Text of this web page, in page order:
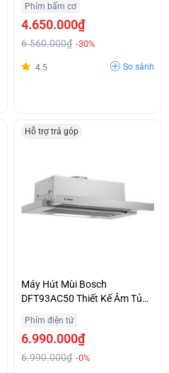
Hợp Lý
Phím bấm cơ
4.650.000₫
6.560.000₫ -30%
4.5 So sánh
Hỗ trợ trả góp
Máy Hút Mùi Bosch
DFT93AC50 Thiết Kế Âm Tủ
Ưu Đãi
Phím điện tử
6.990.000₫
6.990.000₫ -0%